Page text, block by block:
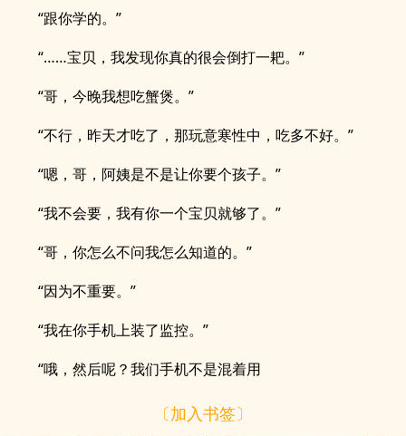
“跟你学的。”
“……宝贝，我发现你真的很会倒打一耙。”
“哥，今晚我想吃蟹煲。”
“不行，昨天才吃了，那玩意寒性中，吃多不好。”
“嗯，哥，阿姨是不是让你要个孩子。”
“我不会要，我有你一个宝贝就够了。”
“哥，你怎么不问我怎么知道的。”
“因为不重要。”
“我在你手机上装了监控。”
“哦，然后呢？我们手机不是混着用
〔加入书签〕